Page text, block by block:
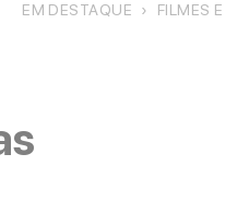
EM DESTAQUE › FILMES